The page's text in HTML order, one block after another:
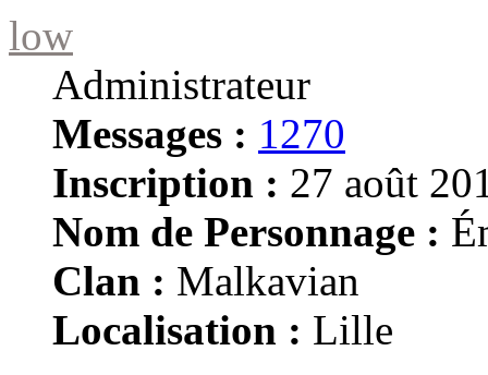
low
Administrateur
Messages : 1270
Inscription : 27 août
Nom de Personnage :
Clan : Malkavian
Localisation : Lille